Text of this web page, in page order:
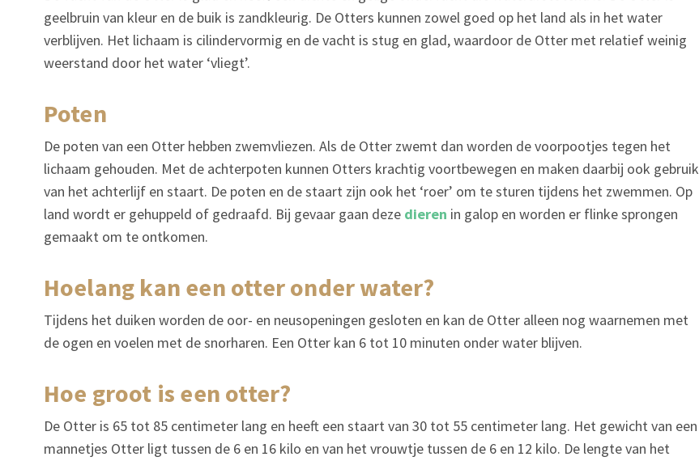
geelbruin van kleur en de buik is zandkleurig. De Otters kunnen zowel goed op het land als in het water
verblijven. Het lichaam is cilindervormig en de vacht is stug en glad, waardoor de Otter met relatief weinig
weerstand door het water ‘vliegt’.
poten
De poten van een Otter hebben zwemvliezen. Als de Otter zwemt dan worden de voorpootjes tegen het
lichaam gehouden. Met de achterpoten kunnen Otters krachtig voortbewegen en maken daarbij ook gebruik
van het achterlijf en staart. De poten en de staart zijn ook het ‘roer’ om te sturen tijdens het zwemmen. Op
land wordt er gehuppeld of gedraafd. Bij gevaar gaan deze dieren in galop en worden er flinke sprongen
gemaakt om te ontkomen.
hoelang kan een otter onder water?
Tijdens het duiken worden de oor- en neusopeningen gesloten en kan de Otter alleen nog waarnemen met
de ogen en voelen met de snorharen. Een Otter kan 6 tot 10 minuten onder water blijven.
hoe groot is een otter?
De Otter is 65 tot 85 centimeter lang en heeft een staart van 30 tot 55 centimeter lang. Het gewicht van een
mannetjes Otter ligt tussen de 6 en 16 kilo en van het vrouwtje tussen de 6 en 12 kilo. De lengte van het